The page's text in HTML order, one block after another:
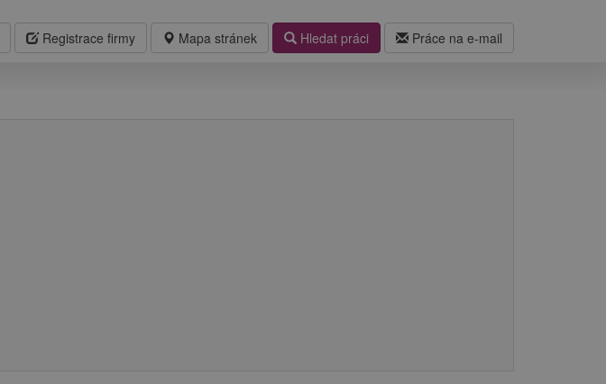
Mapa stránek Hledat práci Práce na e-mail
Registrace firmy